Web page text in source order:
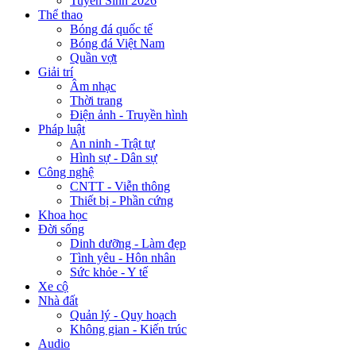
Thể thao
Bóng đá quốc tế
Bóng đá Việt Nam
Quần vợt
Giải trí
Âm nhạc
Thời trang
Điện ảnh - Truyền hình
Pháp luật
An ninh - Trật tự
Hình sự - Dân sự
Công nghệ
CNTT - Viễn thông
Thiết bị - Phần cứng
Khoa học
Đời sống
Dinh dưỡng - Làm đẹp
Tình yêu - Hôn nhân
Sức khỏe - Y tế
Xe cộ
Nhà đất
Quản lý - Quy hoạch
Không gian - Kiến trúc
Audio